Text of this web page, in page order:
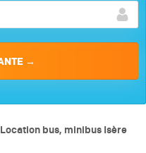
Location bus, minibus Isère